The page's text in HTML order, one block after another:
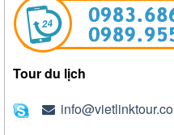
Tour du lịch